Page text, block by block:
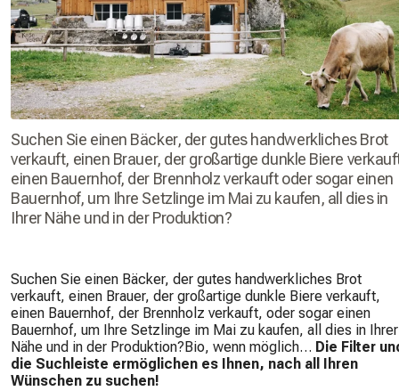
Suchen Sie einen Bäcker, der gutes handwerkliches Brot
verkauft, einen Brauer, der großartige dunkle Biere
einen Bauernhof, der Brennholz verkauft oder sogar einen
Bauernhof, um Ihre Setzlinge im Mai zu kaufen, all dies in
Ihrer Nähe und in der Produktion?
Suchen Sie einen Bäcker, der gutes handwerkliches Brot
verkauft, einen Brauer, der großartige dunkle Biere verkauft,
einen Bauernhof, der Brennholz verkauft, oder sogar einen
Bauernhof, um Ihre Setzlinge im Mai zu kaufen, all dies in Ihrer
Nähe und in der Produktion?Bio, wenn möglich… Die Filter
die Suchleiste ermöglichen es Ihnen, nach all Ihren
Wünschen zu suchen!